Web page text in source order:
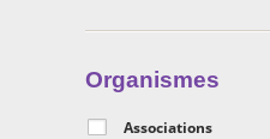
Organismes
Associations